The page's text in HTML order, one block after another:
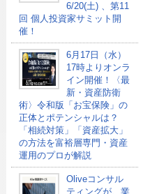
6/20(土) 、第11
回 個人投資家サミット開
催！
6月17日（水）
17時よりオンラ
イン開催！〈最
新・資産防衛
術〉令和版「お宝保険」の
正体とポテンシャルは？
「相続対策」「資産拡大」
の方法を富裕層専門・資産
運用のプロが解説
Oliveコンサル
ティングが、業